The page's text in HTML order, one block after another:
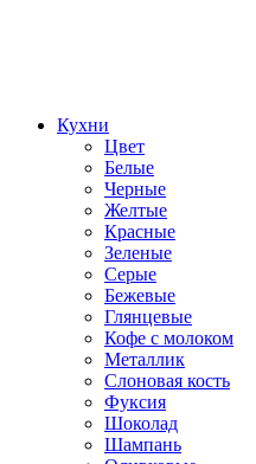
Кухни
Цвет
Белые
Черные
Желтые
Красные
Зеленые
Серые
Бежевые
Глянцевые
Кофе с молоком
Металлик
Слоновая кость
Фуксия
Шоколад
Шампань